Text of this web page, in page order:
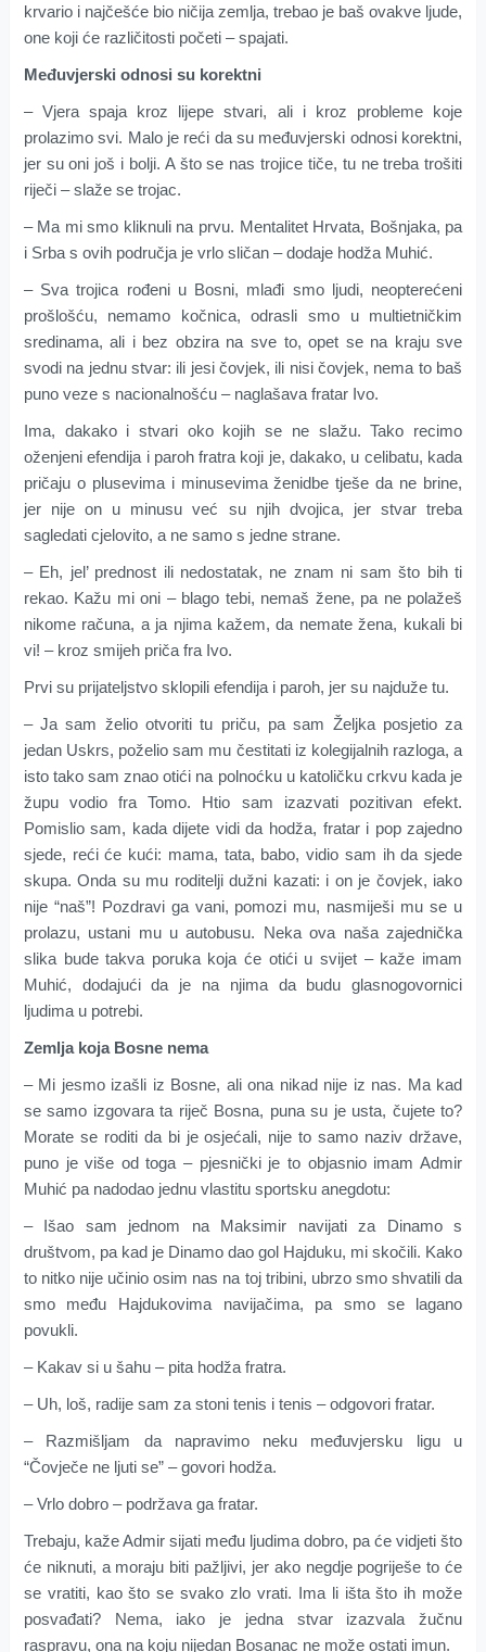
krvario i najčešće bio ničija zemlja, trebao je baš ovakve ljude,
one koji će različitosti početi – spajati.
Međuvjerski odnosi su korektni
– Vjera spaja kroz lijepe stvari, ali i kroz probleme koje
prolazimo svi. Malo je reći da su međuvjerski odnosi korektni,
jer su oni još i bolji. A što se nas trojice tiče, tu ne treba trošiti
riječi – slaže se trojac.
– Ma mi smo kliknuli na prvu. Mentalitet Hrvata, Bošnjaka, pa
i Srba s ovih područja je vrlo sličan – dodaje hodža Muhić.
– Sva trojica rođeni u Bosni, mlađi smo ljudi, neopterećeni
prošlošću, nemamo kočnica, odrasli smo u multietničkim
sredinama, ali i bez obzira na sve to, opet se na kraju sve
svodi na jednu stvar: ili jesi čovjek, ili nisi čovjek, nema to baš
puno veze s nacionalnošću – naglašava fratar Ivo.
Ima, dakako i stvari oko kojih se ne slažu. Tako recimo
oženjeni efendija i paroh fratra koji je, dakako, u celibatu, kada
pričaju o plusevima i minusevima ženidbe tješe da ne brine,
jer nije on u minusu već su njih dvojica, jer stvar treba
sagledati cjelovito, a ne samo s jedne strane.
– Eh, jel’ prednost ili nedostatak, ne znam ni sam što bih ti
rekao. Kažu mi oni – blago tebi, nemaš žene, pa ne polažeš
nikome računa, a ja njima kažem, da nemate žena, kukali bi
vi! – kroz smijeh priča fra Ivo.
Prvi su prijateljstvo sklopili efendija i paroh, jer su najduže tu.
– Ja sam želio otvoriti tu priču, pa sam Željka posjetio za
jedan Uskrs, poželio sam mu čestitati iz kolegijalnih razloga, a
isto tako sam znao otići na polnoćku u katoličku crkvu kada je
župu vodio fra Tomo. Htio sam izazvati pozitivan efekt.
Pomislio sam, kada dijete vidi da hodža, fratar i pop zajedno
sjede, reći će kući: mama, tata, babo, vidio sam ih da sjede
skupa. Onda su mu roditelji dužni kazati: i on je čovjek, iako
nije “naš”! Pozdravi ga vani, pomozi mu, nasmiješi mu se u
prolazu, ustani mu u autobusu. Neka ova naša zajednička
slika bude takva poruka koja će otići u svijet – kaže imam
Muhić, dodajući da je na njima da budu glasnogovornici
ljudima u potrebi.
Zemlja koja Bosne nema
– Mi jesmo izašli iz Bosne, ali ona nikad nije iz nas. Ma kad
se samo izgovara ta riječ Bosna, puna su je usta, čujete to?
Morate se roditi da bi je osjećali, nije to samo naziv države,
puno je više od toga – pjesnički je to objasnio imam Admir
Muhić pa nadodao jednu vlastitu sportsku anegdotu:
– Išao sam jednom na Maksimir navijati za Dinamo s
društvom, pa kad je Dinamo dao gol Hajduku, mi skočili. Kako
to nitko nije učinio osim nas na toj tribini, ubrzo smo shvatili da
smo među Hajdukovima navijačima, pa smo se lagano
povukli.
– Kakav si u šahu – pita hodža fratra.
– Uh, loš, radije sam za stoni tenis i tenis – odgovori fratar.
– Razmišljam da napravimo neku međuvjersku ligu u
“Čovječe ne ljuti se” – govori hodža.
– Vrlo dobro – podržava ga fratar.
Trebaju, kaže Admir sijati među ljudima dobro, pa će vidjeti što
će niknuti, a moraju biti pažljivi, jer ako negdje pogriješe to će
se vratiti, kao što se svako zlo vrati. Ima li išta što ih može
posvađati? Nema, iako je jedna stvar izazvala žučnu
raspravu, ona na koju nijedan Bosanac ne može ostati imun.